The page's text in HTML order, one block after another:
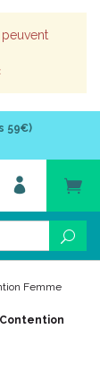
59€)
Femme
Contention